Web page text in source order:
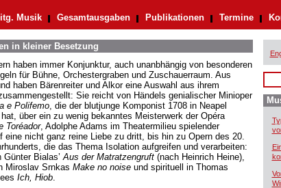
Musik Gesamtausgaben Publikationen Termine
in kleiner Besetzung
haben immer Konjunktur, auch unanbhängig von besonderen
für Bühne, Orchestergraben und Zuschauerraum. Aus
haben Bärenreiter und Alkor eine Auswahl aus ihrem
Sie reicht von Händels genialischer Minioper
e Polifemo, die der blutjunge Komponist 1708 in Neapel
über ein zu wenig bekanntes Meisterwerk der Opéra
Toréador, Adolphe Adams im Theatermilieu spielender
eine nicht ganz reine Liebe zu dritt, bis hin zu Opern des 20.
die das Thema Isolation aufgreifen und verarbeiten:
Günter Bialas’Aus der Matratzengruft(nach Heinrich Heine),
Miroslav Srnkas Make no noiseund spirituell in Thomas
Ich, Hiob.